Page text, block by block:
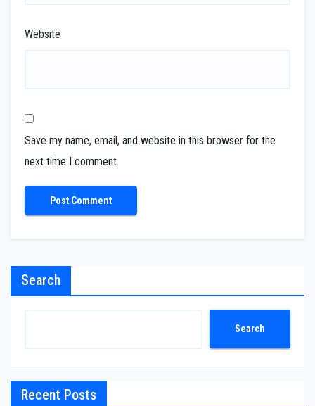
Website
Save my name, email, and website in this browser for the
next time I comment.
Search
Search
Recent Posts